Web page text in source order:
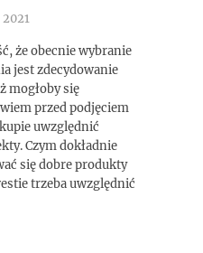
że obecnie wybranie
jest zdecydowanie
mogłoby się
przed podjęciem
uwzględnić
Czym dokładnie
się dobre produkty
trzeba uwzględnić